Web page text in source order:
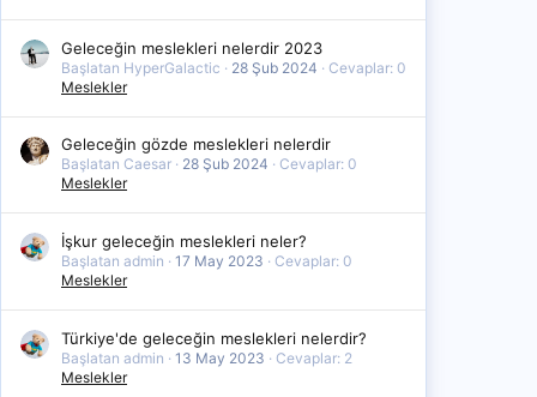
Geleceğin meslekleri nelerdir 2023
Başlatan HyperGalactic 28 Şub 2024
Cevaplar: 0
Meslekler
Geleceğin gözde meslekleri nelerdir
Başlatan Caesar 28 Şub 2024
Cevaplar: 0
Meslekler
İşkur geleceğin meslekleri neler?
Başlatan admin 17 May 2023
Cevaplar: 0
Meslekler
Türkiye'de geleceğin meslekleri nelerdir?
Başlatan admin 13 May 2023
Cevaplar: 2
Meslekler